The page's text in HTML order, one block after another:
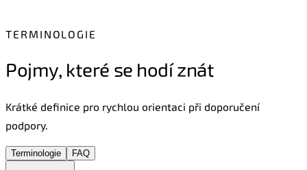
TERMINOLOGIE
Pojmy, které se hodí znát
Krátké definice pro rychlou orientaci při doporučení
podpory.
Terminologie FAQ